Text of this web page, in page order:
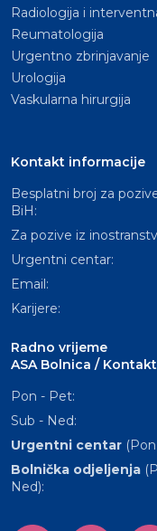
Radiologija i
Reumatologija
Urgentno zbrinjavanje
Urologija
Vaskularna hirurgija
Kontakt informacije
Besplatni broj za
BiH:
Za pozive iz
Urgentni centar:
Email:
Karijere:
Radno vrijeme
ASA Bolnica /
Pon - Pet:
Sub - Ned:
Urgentni centar
Bolnička odjeljenja
Ned):